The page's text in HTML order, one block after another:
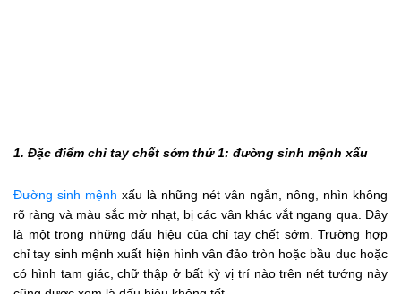
1. Đặc điểm chỉ tay chết sớm thứ 1: đường sinh mệnh xấu
Đường sinh mệnh xấu là những nét vân ngắn, nông, nhìn không
rõ ràng và màu sắc mờ nhạt, bị các vân khác vắt ngang qua. Đây
là một trong những dấu hiệu của chỉ tay chết sớm. Trường hợp
chỉ tay sinh mệnh xuất hiện hình vân đảo tròn hoặc bầu dục hoặc
có hình tam giác, chữ thập ở bất kỳ vị trí nào trên nét tướng này